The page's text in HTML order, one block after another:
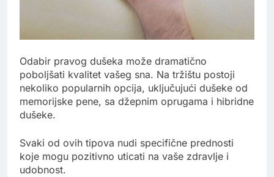
Odabir pravog dušeka može dramatično
poboljšati kvalitet vašeg sna. Na tržištu postoji
nekoliko popularnih opcija, uključujući dušeke od
memorijske pene, sa džepnim oprugama i hibridne
dušeke.
Svaki od ovih tipova nudi specifične prednosti
koje mogu pozitivno uticati na vaše zdravlje i
udobnost.